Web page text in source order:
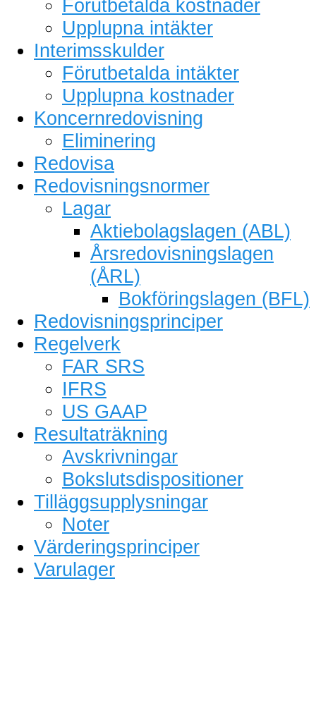
Förutbetalda kostnader
Upplupna intäkter
Interimsskulder
Förutbetalda intäkter
Upplupna kostnader
Koncernredovisning
Eliminering
Redovisa
Redovisningsnormer
Lagar
Aktiebolagslagen (ABL)
Årsredovisningslagen
(ÅRL)
Bokföringslagen (BFL)
Redovisningsprinciper
Regelverk
FAR SRS
IFRS
US GAAP
Resultaträkning
Avskrivningar
Bokslutsdispositioner
Tilläggsupplysningar
Noter
Värderingsprinciper
Varulager